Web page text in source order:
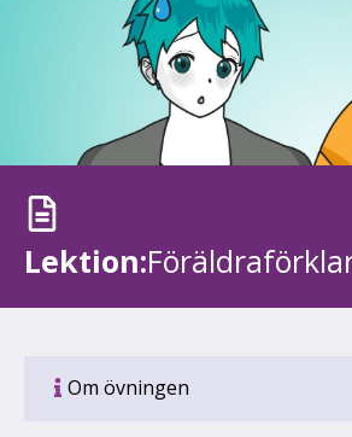
Lektion:
Om övningen